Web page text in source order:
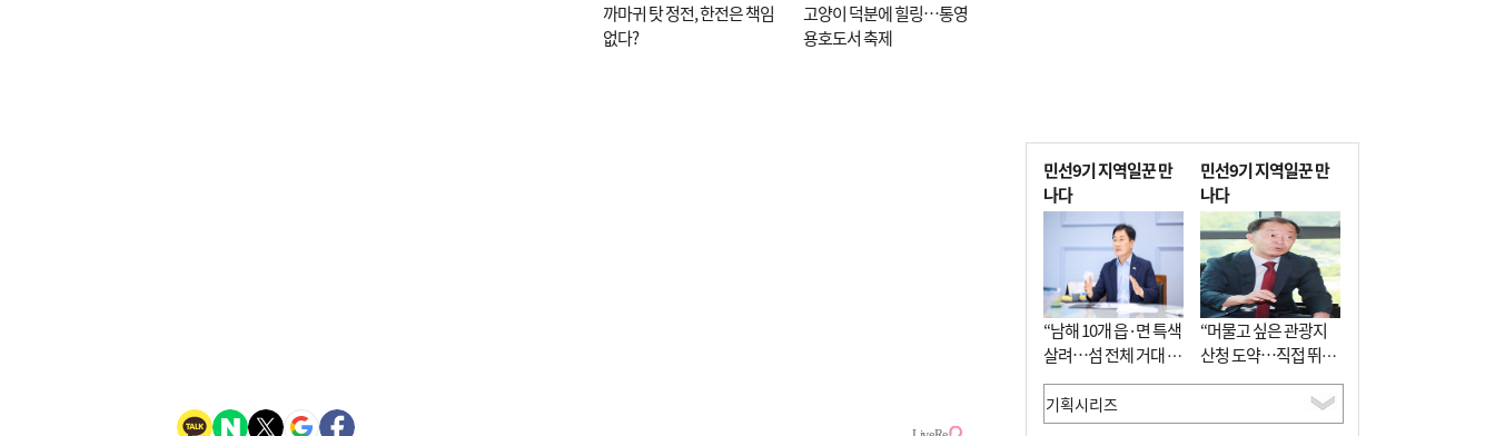
까마귀 탓 정전, 한전은 책임
없다?
고양이 덕분에 힐링…통영
용호도서 축제
민선9기 지역일꾼 만
나다
“남해 10개 읍·면 특색
살려…섬 전체 거대 정
원으로 조성”
민선9기 지역일꾼 만
나다
“머물고 싶은 관광지
산청 도약…직접 뛰며
‘돈 버는 군수’ 될 것”